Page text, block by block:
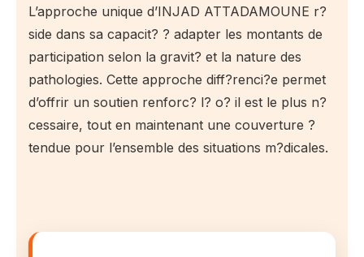
L’approche unique d’INJAD ATTADAMOUNE r?
side dans sa capacit? ? adapter les montants de
participation selon la gravit? et la nature des
pathologies. Cette approche diff?renci?e permet
d’offrir un soutien renforc? l? o? il est le plus n?
cessaire, tout en maintenant une couverture ?
tendue pour l’ensemble des situations m?dicales.